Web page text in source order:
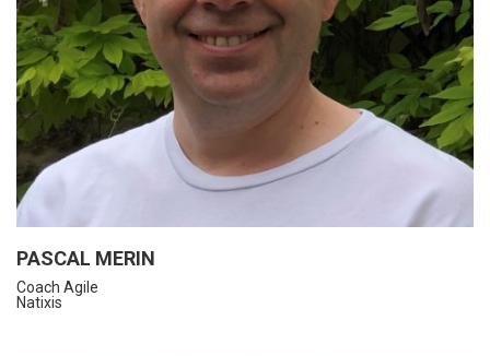
PASCAL MERIN
Coach Agile
Natixis